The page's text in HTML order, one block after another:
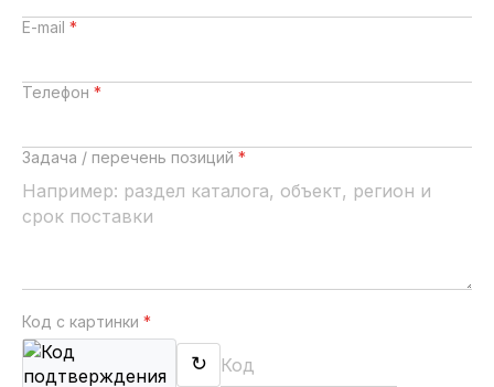
E-mail *
Телефон *
Задача / перечень позиций *
Код с картинки *
↻